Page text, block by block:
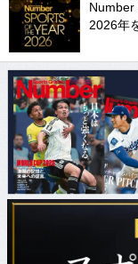
Number
2026年